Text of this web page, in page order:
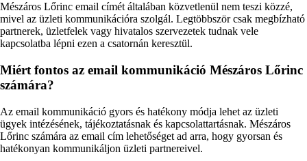
Mészáros Lőrinc email címét általában közvetlenül nem teszi közzé,
mivel az üzleti kommunikációra szolgál. Legtöbbször csak megbízható
partnerek, üzletfelek vagy hivatalos szervezetek tudnak vele
kapcsolatba lépni ezen a csatornán keresztül.
Miért fontos az email kommunikáció Mészáros Lőrinc
számára?
Az email kommunikáció gyors és hatékony módja lehet az üzleti
ügyek intézésének, tájékoztatásnak és kapcsolattartásnak. Mészáros
Lőrinc számára az email cím lehetőséget ad arra, hogy gyorsan és
hatékonyan kommunikáljon üzleti partnereivel.